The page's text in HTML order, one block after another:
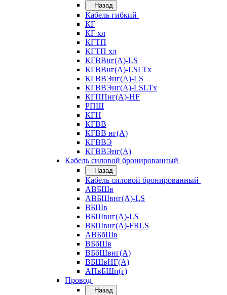
Назад
Кабель гибкий
КГ
КГ хл
КГТП
КГТП хл
КГВВнг(А)-LS
КГВВнг(А)-LSLTx
КГВВЭнг(А)-LS
КГВВЭнг(А)-LSLTx
КГППнг(А)-HF
РПШ
КГН
КГВВ
КГВВ нг(А)
КГВВЭ
КГВВЭнг(А)
Кабель силовой бронированный
Назад
Кабель силовой бронированный
АВБШв
АВБШвнг(А)-LS
ВБШв
ВБШвнг(А)-LS
ВБШвнг(А)-FRLS
АВБбШв
ВБбШв
ВБбШвнг(А)
ВБШвНГ(А)
АПвБШп(г)
Провод
Назад